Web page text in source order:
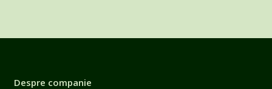
Despre companie